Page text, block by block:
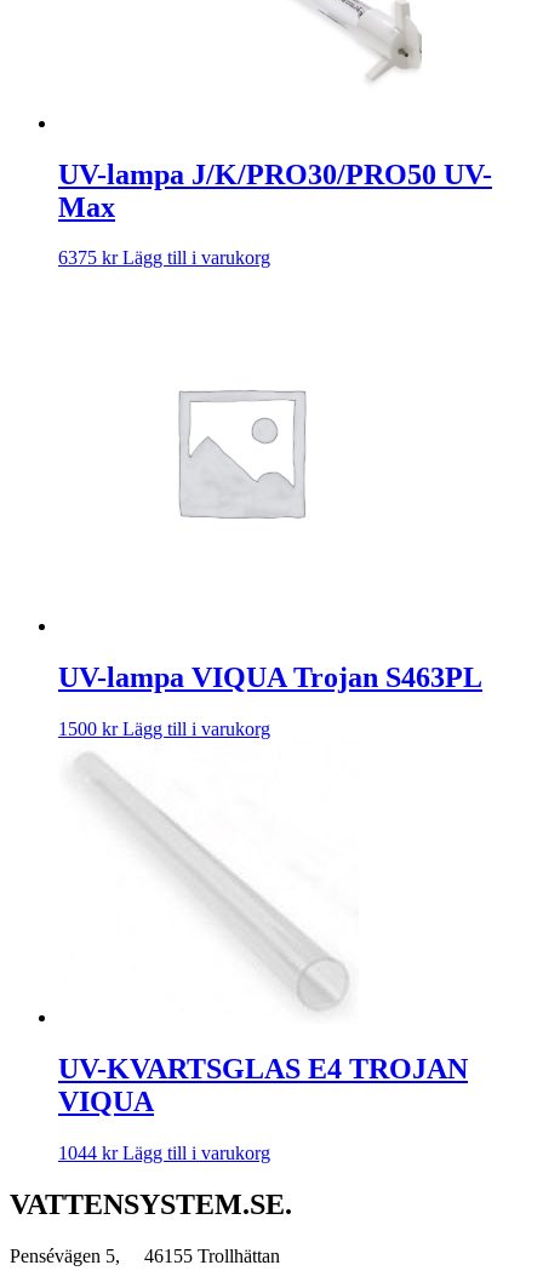
UV-lampa J/K/PRO30/PRO50 UV-
Max
6375 kr Lägg till i varukorg
UV-lampa VIQUA Trojan S463PL
1500 kr Lägg till i varukorg
UV-KVARTSGLAS E4 TROJAN
VIQUA
1044 kr Lägg till i varukorg
VATTENSYSTEM.SE.
Pensévägen 5, 46155 Trollhättan